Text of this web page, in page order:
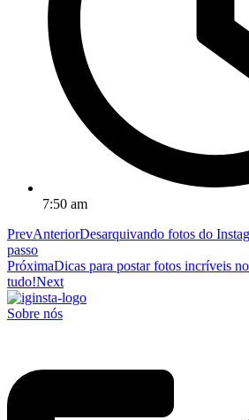
7:50 am
PrevAnteriorDesarquivando fotos do
passo
PróximaDicas para postar fotos incríveis
tudo!Next
Sobre nós